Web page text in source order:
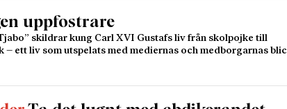
uppfostrare
skildrar kung Carl XVI Gustafs liv från skolpojke till
– ett liv som utspelats med mediernas och medborgarnas